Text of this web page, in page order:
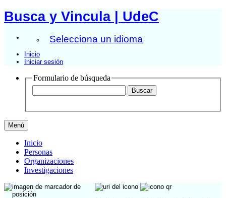
Busca y Vincula | UdeC
Selecciona un idioma
Inicio
Iniciar sesión
Formulario de búsqueda
Menú
Inicio
Personas
Organizaciones
Investigaciones